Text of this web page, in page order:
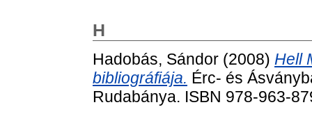
H
Hadobás, Sándor (2008) Hell
bibliográfiája. Érc- és
Rudabánya. ISBN 978-963-